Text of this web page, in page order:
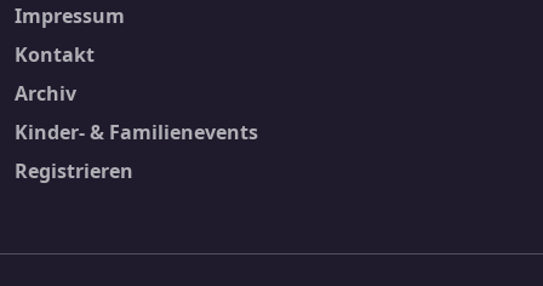
Impressum
Kontakt
Footer 3
Archiv
Kinder- & Familienevents
Registrieren